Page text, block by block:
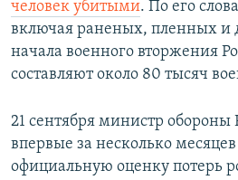
человек убитыми. По его
включая раненых, пленных и
начала военного вторжения
составляют около 80 тысяч
21 сентября министр
впервые за несколько
официальную оценку потерь